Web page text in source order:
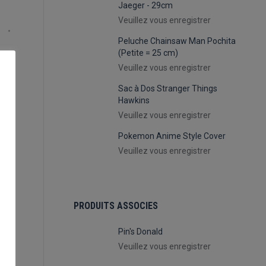
Jaeger - 29cm
Veuillez vous enregistrer
Peluche Chainsaw Man Pochita
(Petite = 25 cm)
Veuillez vous enregistrer
Sac à Dos Stranger Things
Hawkins
Veuillez vous enregistrer
Pokemon Anime Style Cover
Veuillez vous enregistrer
PRODUITS ASSOCIES
Pin's Donald
Veuillez vous enregistrer